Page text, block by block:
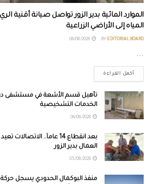
الموارد المائية بدير الزور تواصل صيانة أقنية
المياه إلى الأراضي الزراعية
BY EDITORIAL BOARD
...
أكمل القراءة
تأهيل قسم الأشعة في مستشفى دير
الخدمات التشخيصية
بعد انقطاع 14 عاماً..
العمال بدير الزور
منفذ البوكمال الحدودي يسجل حركة